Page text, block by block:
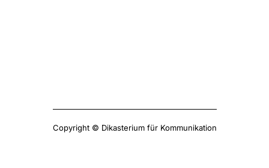
Copyright © Dikasterium für Kommunikation